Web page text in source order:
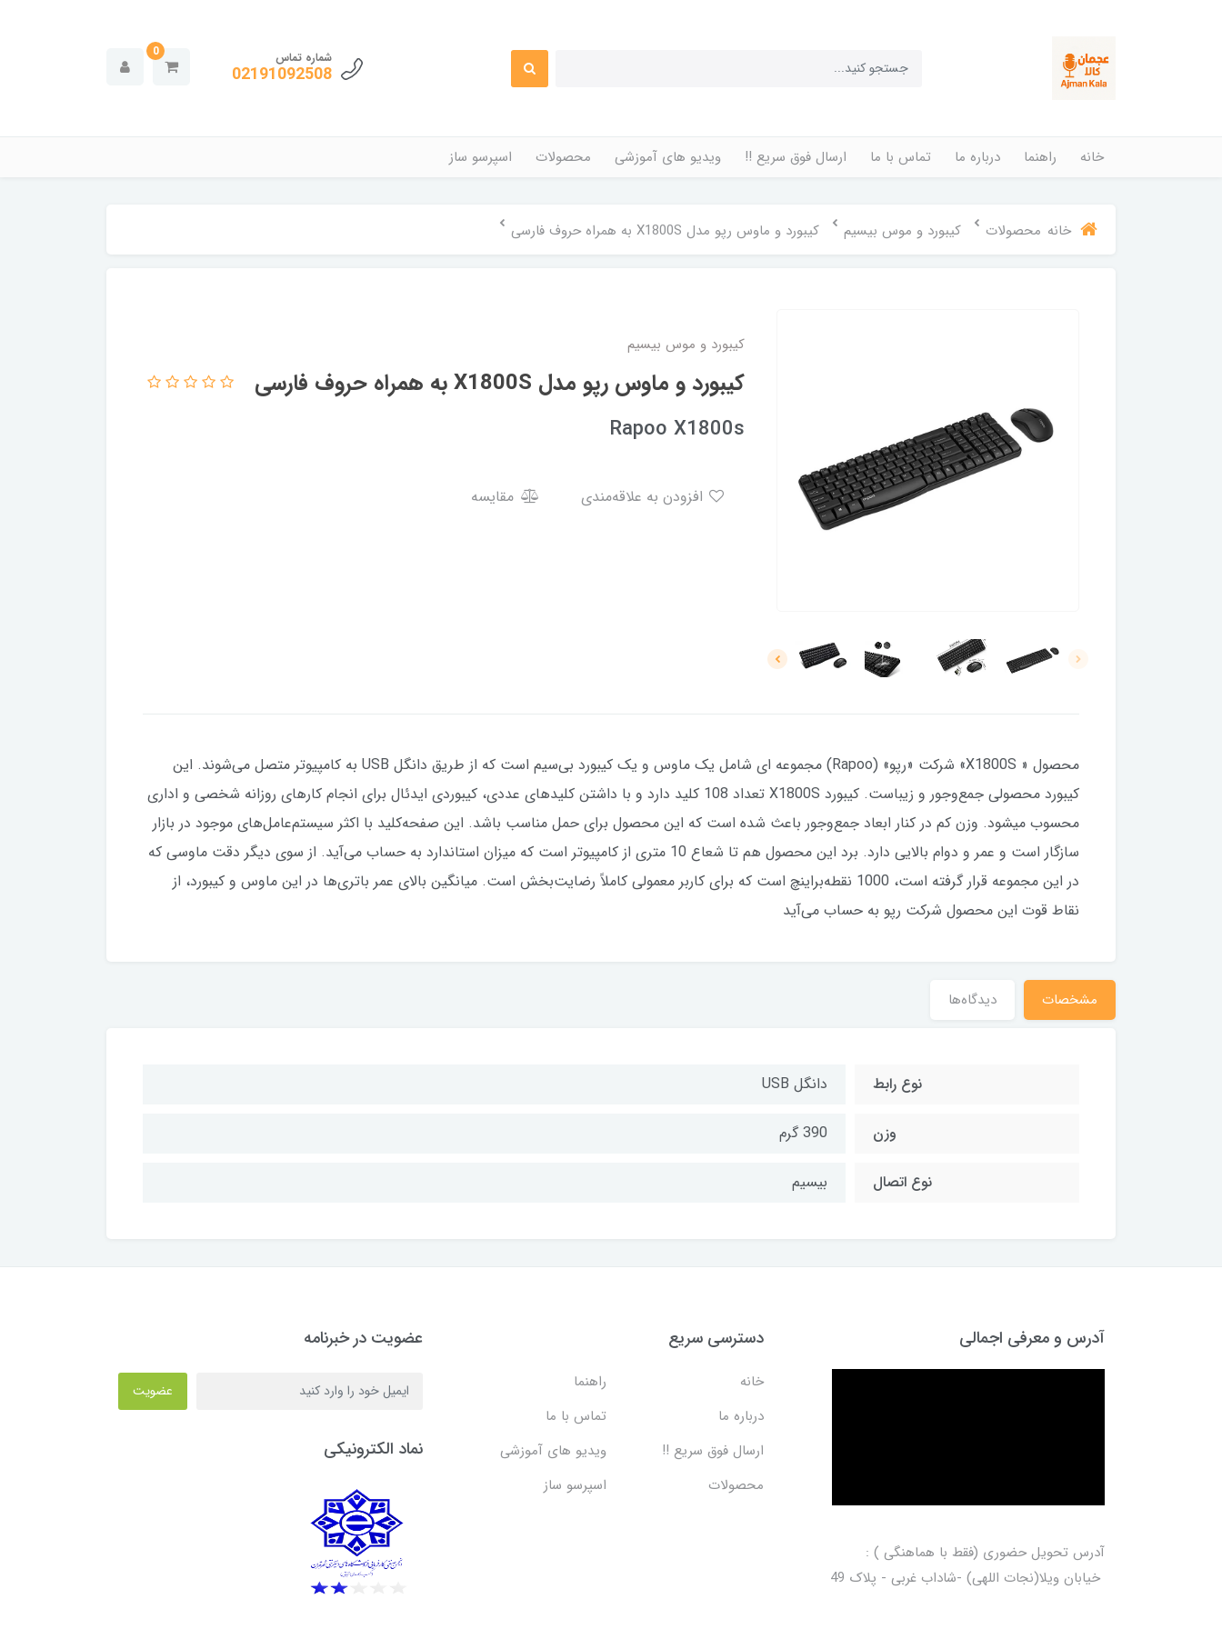
شماره تماس
02191092508
0
خانه راهنما درباره ما تماس با ما ارسال فوق سریع !! ویدیو های آموزشی محصولات اسپرسو ساز
خانه محصولات کیبورد و موس بیسیم کیبورد و ماوس رپو مدل X1800S به همراه حروف فارسی
کیبورد و موس بیسیم
کیبورد و ماوس رپو مدل X1800S به همراه حروف فارسی
Rapoo X1800s
مقایسه
محصول « X1800S» شرکت «رپو» (Rapoo) مجموعه ای شامل یک ماوس و یک کیبورد بی‌سیم است که از طریق دانگل USB به کامپیوتر متصل می‌شوند. این
کیبورد محصولی جمع‌وجور و زیباست. کیبورد X1800S تعداد 108 کلید دارد و با داشتن کلیدهای عددی، کیبوردی ایدئال برای انجام کارهای روزانه شخصی و اداری
محسوب می‎شود. وزن کم در کنار ابعاد جمع‌وجور باعث شده است که این محصول برای حمل مناسب باشد. این صفحه‌کلید با اکثر سیستم‌عامل‌های موجود در بازار
سازگار است و عمر و دوام بالایی دارد. برد این محصول هم تا شعاع 10 متری از کامپیوتر است که میزان استاندارد به حساب می‌آید. از سوی دیگر دقت ماوسی که
در این مجموعه قرار گرفته است، 1000 نقطه‌براینچ است که برای کاربر معمولی کاملاً رضایت‌بخش است. میانگین بالای عمر باتری‌ها در این ماوس و کیبورد، از
نقاط قوت این محصول شرکت رپو به حساب می‌آید
مشخصات دیدگاه‌ها
نوع رابط دانگل USB
وزن 390 گرم
نوع اتصال بیسیم
آدرس و معرفی اجمالی
آدرس تحویل حضوری (فقط با هماهنگی ) :
خیابان ویلا(نجات اللهی) -شاداب غربی - پلاک 49
دسترسی سریع
خانه
راهنما
درباره ما
تماس با ما
ارسال فوق سریع !!
ویدیو های آموزشی
محصولات
اسپرسو ساز
عضویت در خبرنامه
عضویت
نماد الکترونیکی